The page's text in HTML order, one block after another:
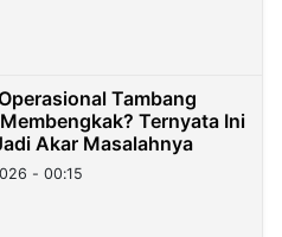
Tambang
Ternyata Ini
Akar Masalahnya
- 00:15